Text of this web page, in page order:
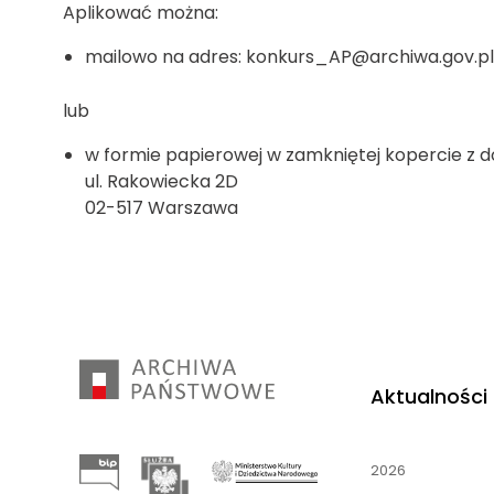
Aplikować można:
mailowo na adres:
lub
w formie papierowej w zamkniętej kopercie z
ul. Rakowiecka 2D
02-517 Warszawa
Aktualności
2026